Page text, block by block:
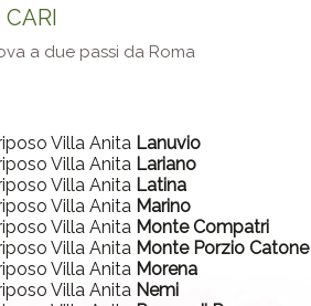
a due passi da Roma
Villa Anita Lanuvio
Villa Anita Lariano
Villa Anita Latina
Villa Anita Marino
Villa Anita Monte Compatri
Villa Anita Monte Porzio Catone
Villa Anita Morena
Villa Anita Nemi